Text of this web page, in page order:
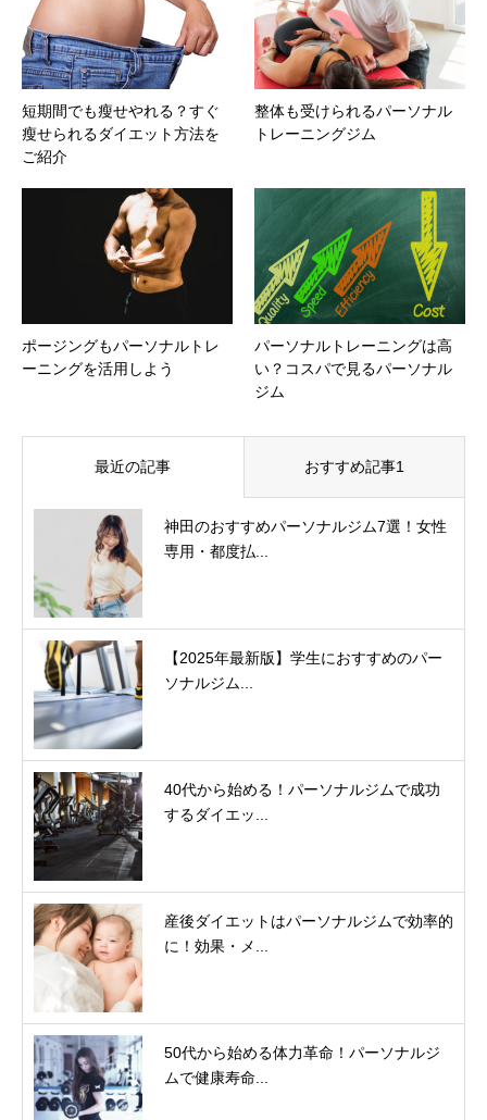
短期間でも瘦せやれる？すぐ
瘦せられるダイエット方法を
ご紹介
整体も受けられるパーソナル
トレーニングジム
ポージングもパーソナルトレ
ーニングを活用しよう
パーソナルトレーニングは高
い？コスパで見るパーソナル
ジム
最近の記事 おすすめ記事1
神田のおすすめパーソナルジム7選！女性
専用・都度払...
【2025年最新版】学生におすすめのパー
ソナルジム...
40代から始める！パーソナルジムで成功
するダイエッ...
産後ダイエットはパーソナルジムで効率的
に！効果・メ...
50代から始める体力革命！パーソナルジ
ムで健康寿命...